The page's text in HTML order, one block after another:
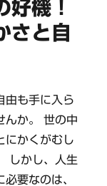
好機！
さと自
由も手に入ら
んか。 世の中
にかくがむし
しかし、人生
要なのは、